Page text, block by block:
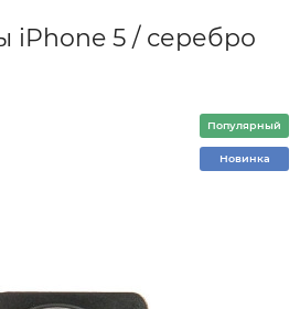
iPhone 5 / серебро
Популярный
Новинка